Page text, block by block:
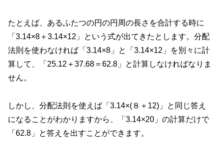
たとえば、あるふたつの円の円周の長さを合計する時に
「3.14×8＋3.14×12」という式が出てきたとします。分配
法則を使わなければ「3.14×8」と「3.14×12」を別々に計
算して、「25.12＋37.68＝62.8」と計算しなければなりま
せん。
しかし、分配法則を使えば「3.14×(８＋12)」と同じ答え
になることがわかりますから、「3.14×20」の計算だけで
「62.8」と答えを出すことができます。